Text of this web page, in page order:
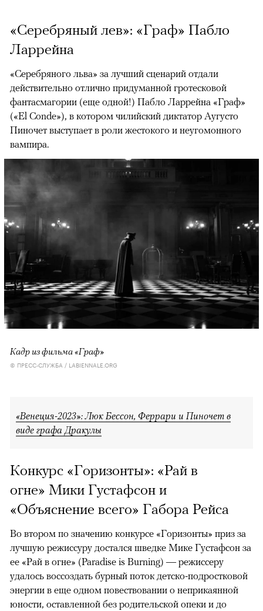
«Серебряный лев»: «Граф» Пабло
Ларрейна
«Серебряного льва» за лучший сценарий отдали
действительно отлично придуманной гротесковой
фантасмагории (еще одной!) Пабло Ларрейна «Граф»
(«El Conde»), в котором чилийский диктатор Аугусто
Пиночет выступает в роли жестокого и неугомонного
вампира.
Кадр из фильма «Граф»
© ПРЕСС-СЛУЖБА / LABIENNALE.ORG
«Венеция-2023»: Люк Бессон, Феррари и Пиночет в
виде графа Дракулы
Конкурс «Горизонты»: «Рай в
огне» Мики Густафсон и
«Объяснение всего» Габора Рейса
Во втором по значению конкурсе «Горизонты» приз за
лучшую режиссуру достался шведке Мике Густафсон за
ее «Рай в огне» (Paradise is Burning) — режиссеру
удалось воссоздать бурный поток детско-подростковой
энергии в еще одном повествовании о неприкаянной
юности, оставленной без родительской опеки и до